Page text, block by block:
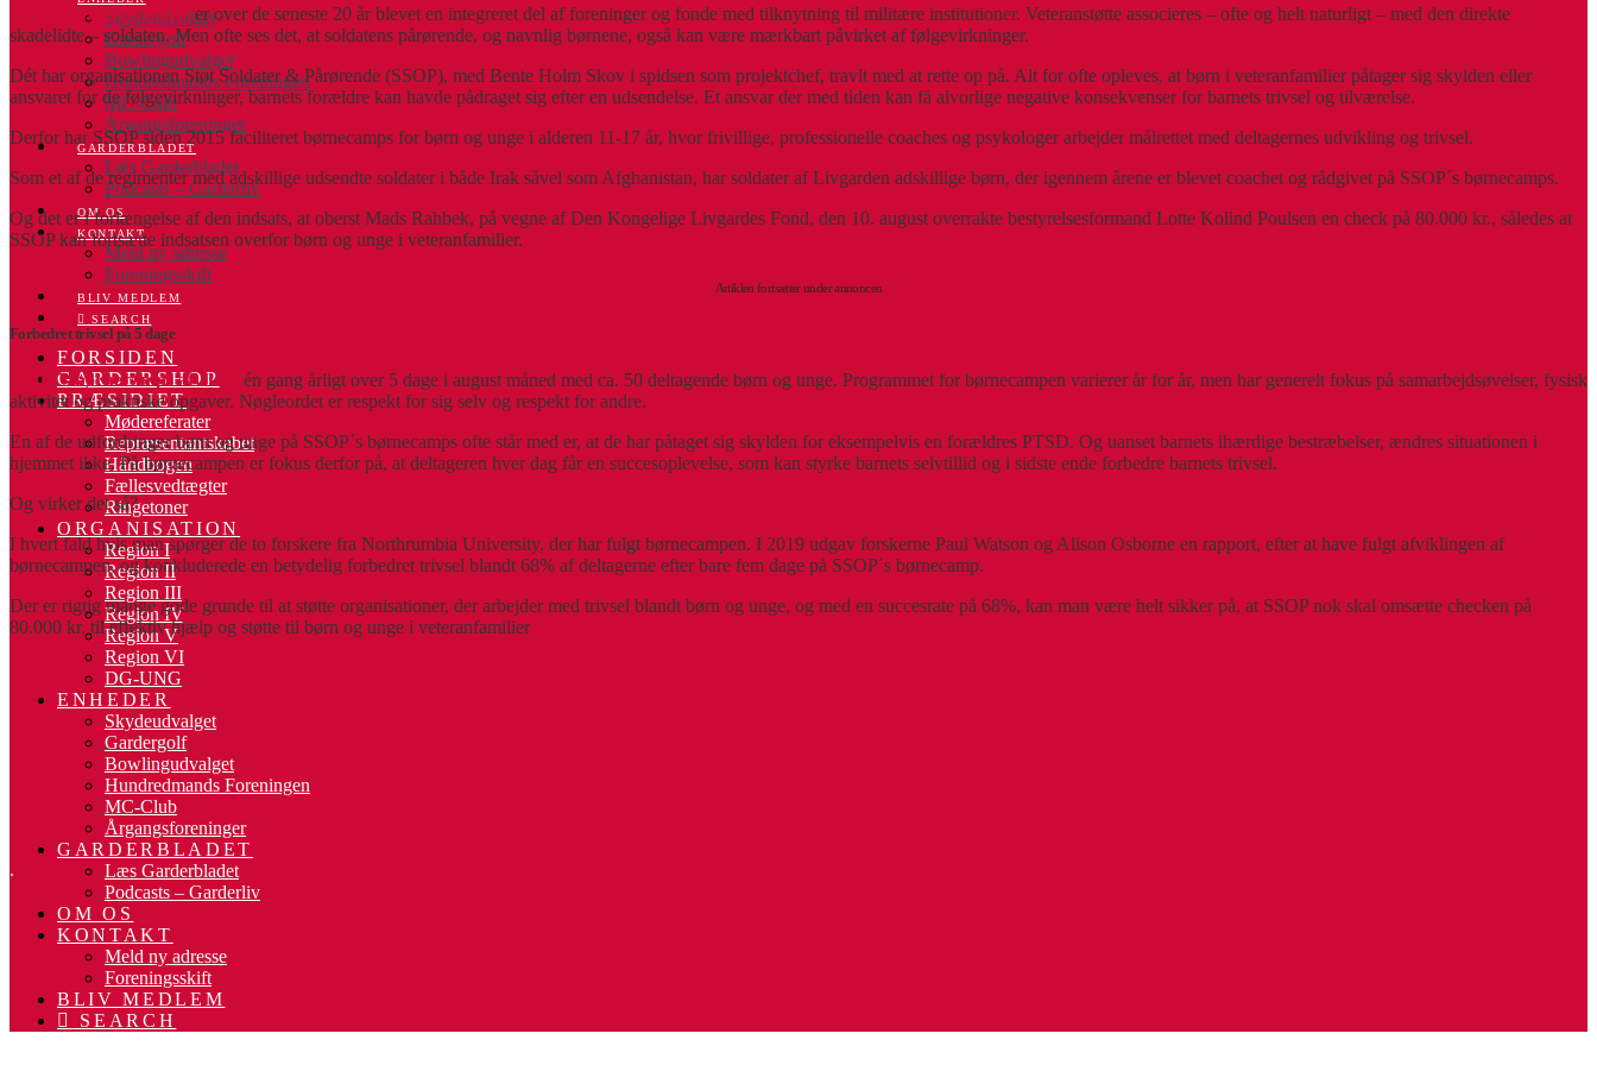
Skydeudvalget
Gardergolf
Bowlingudvalget
Hundredmands Foreningen
MC-Club
Årgangsforeninger
GARDERBLADET
Læs Garderbladet
Podcasts – Garderliv
OM OS
KONTAKT
Meld ny adresse
Foreningsskift
BLIV MEDLEM
SEARCH
FORSIDEN
GARDERSHOP
PRÆSIDIET
Mødereferater
Repræsentantskabet
Håndbogen
Fællesvedtægter
Ringetoner
ORGANISATION
Region I
Region II
Region III
Region IV
Region V
Region VI
DG-UNG
ENHEDER
Skydeudvalget
Gardergolf
Bowlingudvalget
Hundredmands Foreningen
MC-Club
Årgangsforeninger
GARDERBLADET
Læs Garderbladet
Podcasts – Garderliv
OM OS
KONTAKT
Meld ny adresse
Foreningsskift
BLIV MEDLEM
SEARCH
Begrebet veteranstøtte er over de seneste 20 år blevet en integreret del af foreninger og fonde med tilknytning til militære institutioner. Veteranstøtte associeres – ofte og helt naturligt – med den direkte
skadelidte – soldaten. Men ofte ses det, at soldatens pårørende, og navnlig børnene, også kan være mærkbart påvirket af følgevirkninger.
Dét har organisationen Støt Soldater & Pårørende (SSOP), med Bente Holm Skov i spidsen som projektchef, travlt med at rette op på. Alt for ofte opleves, at børn i veteranfamilier påtager sig skylden eller
ansvaret for de følgevirkninger, barnets forældre kan havde pådraget sig efter en udsendelse. Et ansvar der med tiden kan få alvorlige negative konsekvenser for barnets trivsel og tilværelse.
Derfor har SSOP siden 2015 faciliteret børnecamps for børn og unge i alderen 11-17 år, hvor frivillige, professionelle coaches og psykologer arbejder målrettet med deltagernes udvikling og trivsel.
Som et af de regimenter med adskillige udsendte soldater i både Irak såvel som Afghanistan, har soldater af Livgarden adskillige børn, der igennem årene er blevet coachet og rådgivet på SSOP´s børnecamps.
Og det er i forlængelse af den indsats, at oberst Mads Rahbek, på vegne af Den Kongelige Livgardes Fond, den 10. august overrakte bestyrelsesformand Lotte Kolind Poulsen en check på 80.000 kr., således at
SSOP kan fortsætte indsatsen overfor børn og unge i veteranfamilier.
Artiklen fortsætter under annoncen
Forbedret trivsel på 5 dage
SSOP´s børnecamps afvikles
én gang årligt over 5 dage i august måned med ca. 50 deltagende børn og unge. Programmet for børnecampen varierer år for år, men har generelt fokus på samarbejdsøvelser, fysisk
aktivitet og praktiske opgaver. Nøgleordet er respekt for sig selv og respekt for andre.
En af de udfordringer børn og unge på SSOP´s børnecamps ofte står med er, at de har påtaget sig skylden for eksempelvis en forældres PTSD. Og uanset barnets ihærdige bestræbelser, ændres situationen i
hjemmet ikke. På børnecampen er fokus derfor på, at deltageren hver dag får en succesoplevelse, som kan styrke barnets selvtillid og i sidste ende forbedre barnets trivsel.
Og virker det så?
I hvert fald hvis man spørger de to forskere fra Northrumbia University, der har fulgt børnecampen. I 2019 udgav forskerne Paul Watson og Alison Osborne en rapport, efter at have fulgt afviklingen af
børnecampen, og konkluderede en betydelig forbedret trivsel blandt 68% af deltagerne efter bare fem dage på SSOP´s børnecamp.
Der er rigtig mange gode grunde til at støtte organisationer, der arbejder med trivsel blandt børn og unge, og med en succesrate på 68%, kan man være helt sikker på, at SSOP nok skal omsætte checken på
80.000 kr. til effektiv hjælp og støtte til børn og unge i veteranfamilier
.